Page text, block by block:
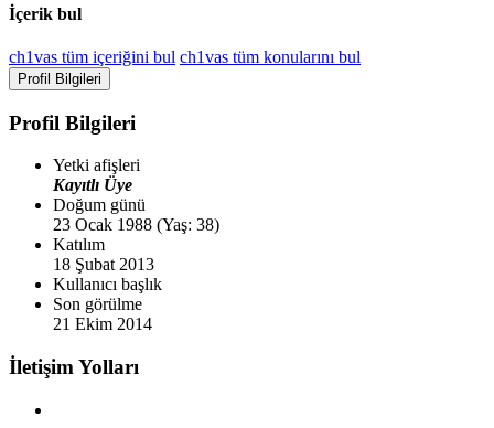
İçerik bul
ch1vas tüm içeriğini bul ch1vas tüm konularını bul
Profil Bilgileri
Profil Bilgileri
Yetki afişleri
Kayıtlı Üye
Doğum günü
23 Ocak 1988 (Yaş: 38)
Katılım
18 Şubat 2013
Kullanıcı başlık
Son görülme
21 Ekim 2014
İletişim Yolları